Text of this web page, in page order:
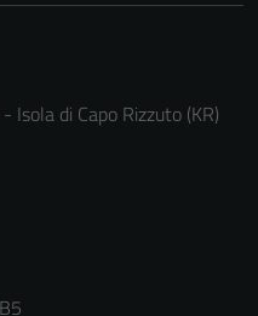
Isola di Capo Rizzuto (KR)
possono
Questi cookie
non raccolgono